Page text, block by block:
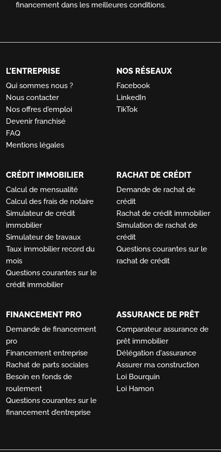
financement dans les meilleures conditions.
L'ENTREPRISE
Qui sommes nous ?
Nous contacter
Nos offres d'emploi
Devenir franchisé
FAQ
Mentions légales
NOS RÉSEAUX
Facebook
LinkedIn
TikTok
CRÉDIT IMMOBILIER
Calcul de mensualité
Calcul des frais de notaire
Simulateur de crédit
immobilier
Simulateur de travaux
Taux immobilier record du
mois
Questions courantes sur le
crédit immobilier
RACHAT DE CRÉDIT
Demande de rachat de
crédit
Rachat de crédit immobilier
Simulation de rachat de
crédit
Questions courantes sur le
rachat de crédit
FINANCEMENT PRO
Demande de financement
pro
Financement entreprise
Rachat de parts sociales
Besoin en fonds de
roulement
Questions courantes sur le
financement d’entreprise
ASSURANCE DE PRÊT
Comparateur assurance de
prêt immobilier
Délégation d'assurance
Assurer ma construction
Loi Bourquin
Loi Hamon